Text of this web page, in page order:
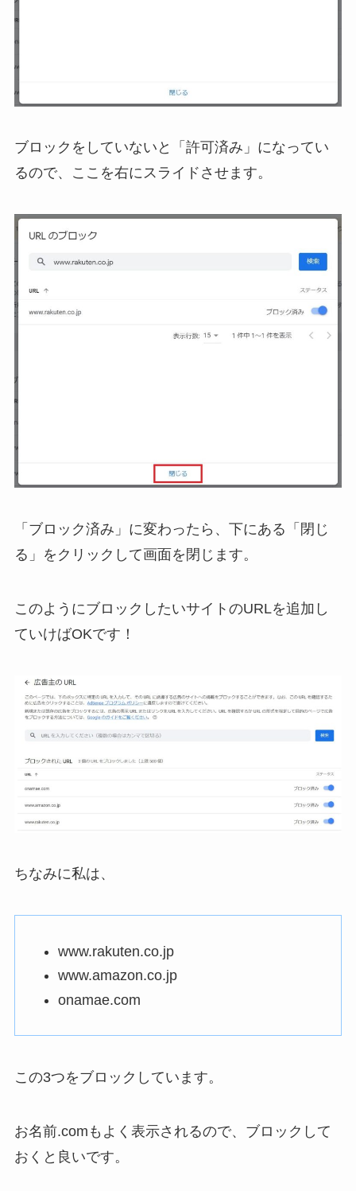
ブロックをしていないと「許可済み」になってい
るので、ここを右にスライドさせます。
「ブロック済み」に変わったら、下にある「閉じ
る」をクリックして画面を閉じます。
このようにブロックしたいサイトのURLを追加し
ていけばOKです！
ちなみに私は、
www.rakuten.co.jp
www.amazon.co.jp
onamae.com
この3つをブロックしています。
お名前.comもよく表示されるので、ブロックして
おくと良いです。